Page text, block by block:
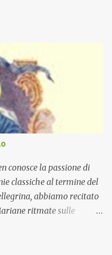
conosce la passione di
classiche al termine del
abbiamo recitato
ritmate sulle